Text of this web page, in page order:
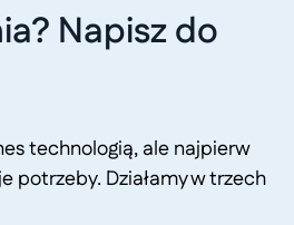
Napisz do
technologią, ale najpierw
potrzeby. Działamy w trzech